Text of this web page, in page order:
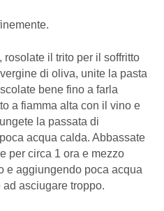
rosolate il trito per il soffritto
di oliva, unite la pasta
bene fino a farla
a fiamma alta con il vino e
la passata di
acqua calda. Abbassate
per circa 1 ora e mezzo
e aggiungendo poca acqua
asciugare troppo.